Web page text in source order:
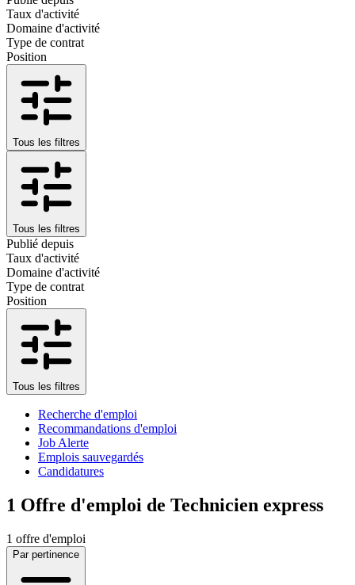
Taux d'activité
Domaine d'activité
Type de contrat
Position
Tous les filtres
Tous les filtres
Publié depuis
Taux d'activité
Domaine d'activité
Type de contrat
Position
Tous les filtres
Recherche d'emploi
Recommandations d'emploi
Job Alerte
Emplois sauvegardés
Candidatures
1 Offre d'emploi de Technicien express
1 offre d'emploi
Par pertinence